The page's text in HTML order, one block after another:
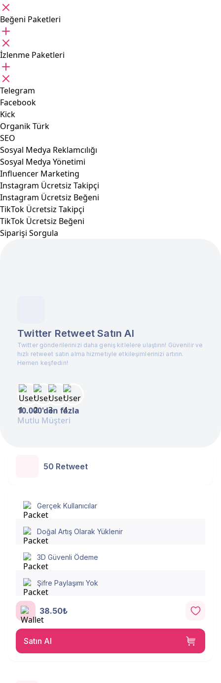
Beğeni Paketleri
İzlenme Paketleri
Telegram
Facebook
Kick
Organik Türk
SEO
Sosyal Medya Reklamcılığı
Sosyal Medya Yönetimi
Influencer Marketing
Instagram Ücretsiz Takipçi
Instagram Ücretsiz Beğeni
TikTok Ücretsiz Takipçi
TikTok Ücretsiz Beğeni
Siparişi Sorgula
Twitter Retweet Satın Al
Twitter gönderilerinizi daha geniş kitlelere ulaştırın! Güvenilir ve
hızlı retweet satın alma hizmetiyle etkileşimlerinizi artırın.
Hemen keşfedin!
10.000'den fazla
Mutlu Müşteri
50 Retweet
Gerçek Kullanıcılar
Doğal Artış Olarak Yüklenir
3D Güvenli Ödeme
Şifre Paylaşımı Yok
38.50₺
Satın Al